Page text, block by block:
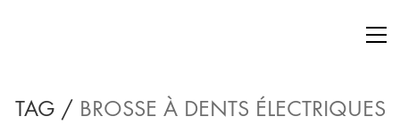
TAG / BROSSE À DENTS ÉLECTRIQUES